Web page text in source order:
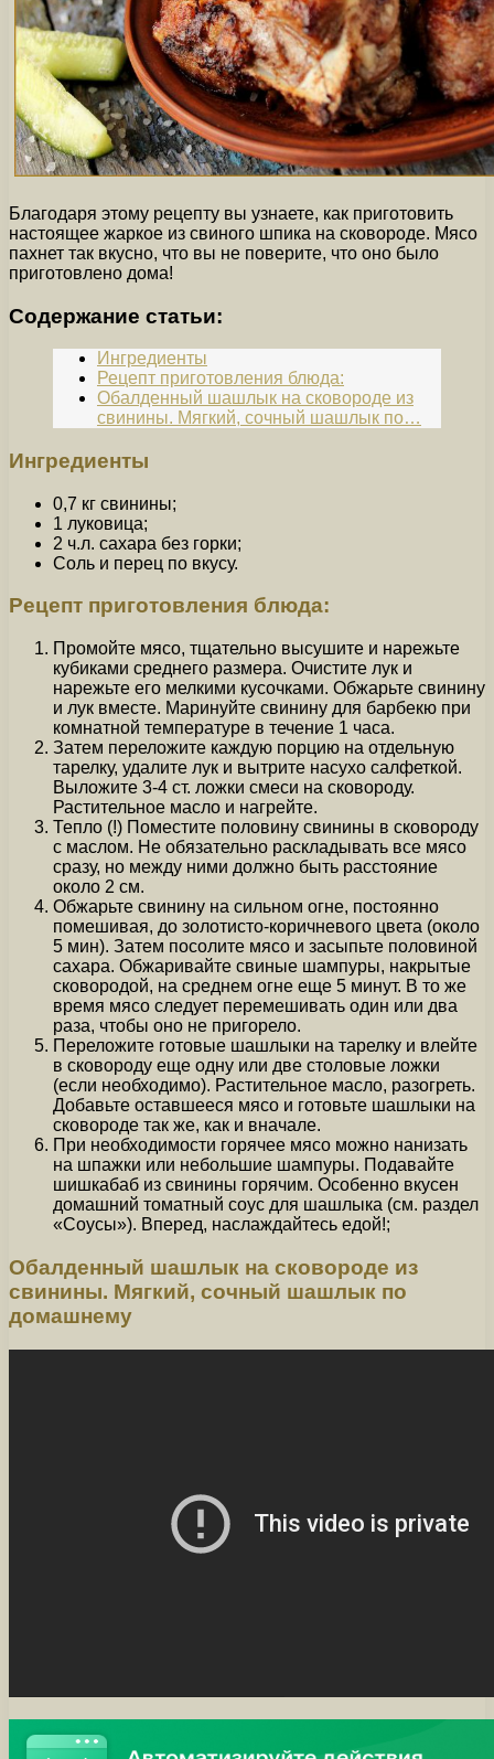
Благодаря этому рецепту вы узнаете, как приготовить
настоящее жаркое из свиного шпика на сковороде. Мясо
пахнет так вкусно, что вы не поверите, что оно было
приготовлено дома!
Содержание статьи:
Ингредиенты
Рецепт приготовления блюда:
Обалденный шашлык на сковороде из
свинины. Мягкий, сочный шашлык по…
Ингредиенты
0,7 кг свинины;
1 луковица;
2 ч.л. сахара без горки;
Соль и перец по вкусу.
Рецепт приготовления блюда:
Промойте мясо, тщательно высушите и нарежьте
кубиками среднего размера. Очистите лук и
нарежьте его мелкими кусочками. Обжарьте свинину
и лук вместе. Маринуйте свинину для барбекю при
комнатной температуре в течение 1 часа.
Затем переложите каждую порцию на отдельную
тарелку, удалите лук и вытрите насухо салфеткой.
Выложите 3-4 ст. ложки смеси на сковороду.
Растительное масло и нагрейте.
Тепло (!) Поместите половину свинины в сковороду
с маслом. Не обязательно раскладывать все мясо
сразу, но между ними должно быть расстояние
около 2 см.
Обжарьте свинину на сильном огне, постоянно
помешивая, до золотисто-коричневого цвета (около
5 мин). Затем посолите мясо и засыпьте половиной
сахара. Обжаривайте свиные шампуры, накрытые
сковородой, на среднем огне еще 5 минут. В то же
время мясо следует перемешивать один или два
раза, чтобы оно не пригорело.
Переложите готовые шашлыки на тарелку и влейте
в сковороду еще одну или две столовые ложки
(если необходимо). Растительное масло, разогреть.
Добавьте оставшееся мясо и готовьте шашлыки на
сковороде так же, как и вначале.
При необходимости горячее мясо можно нанизать
на шпажки или небольшие шампуры. Подавайте
шишкабаб из свинины горячим. Особенно вкусен
домашний томатный соус для шашлыка (см. раздел
«Соусы»). Вперед, наслаждайтесь едой!;
Обалденный шашлык на сковороде из
свинины. Мягкий, сочный шашлык по
домашнему